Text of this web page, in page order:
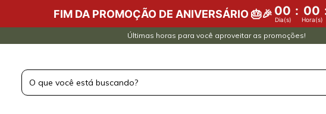
FIM DA PROMOÇÃO DE ANIVERSÁRIO 🎂🎉 00 : 00
Dia(s) Hora(s)
Últimas horas para você aproveitar as promoções!